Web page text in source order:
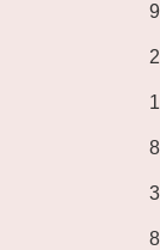
9
2
1
8
3
8